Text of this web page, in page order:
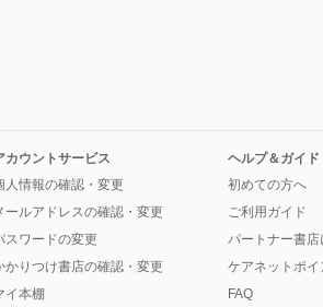
カウントサービス
人情報の確認・変更
ールアドレスの確認・変更
スワードの変更
かりつけ書店の確認・変更
イ本棚
ヘルプ＆ガイド
初めての方へ
ご利用ガイド
パートナー書店
ケアネットポイ
FAQ